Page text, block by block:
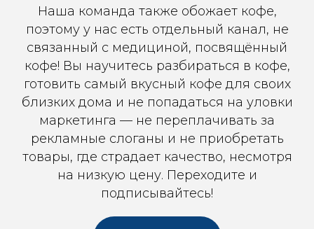
Наша команда также обожает кофе,
поэтому у нас есть отдельный канал, не
связанный с медициной, посвящённый
кофе! Вы научитесь разбираться в кофе,
готовить самый вкусный кофе для своих
близких дома и не попадаться на уловки
маркетинга — не переплачивать за
рекламные слоганы и не приобретать
товары, где страдает качество, несмотря
на низкую цену. Переходите и
подписывайтесь!